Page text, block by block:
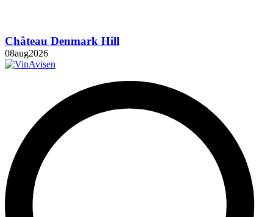
Château Denmark Hill
08aug2026